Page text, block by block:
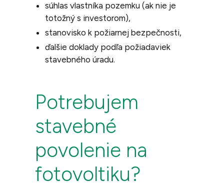
súhlas vlastníka pozemku (ak nie je
totožný s investorom),
stanovisko k požiarnej bezpečnosti,
ďalšie doklady podľa požiadaviek
stavebného úradu.
Potrebujem
stavebné
povolenie na
fotovoltiku?